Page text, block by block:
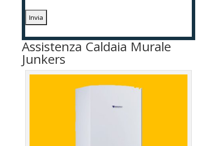
Assistenza Caldaia Murale
Junkers